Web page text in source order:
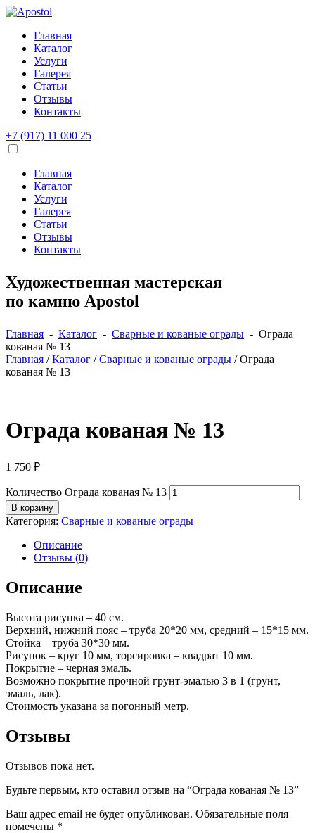
Главная
Каталог
Услуги
Галерея
Статьи
Отзывы
Контакты
+7 (917) 11 000 25
Главная
Каталог
Услуги
Галерея
Статьи
Отзывы
Контакты
Художественная мастерская
по камню Apostol
Главная - Каталог - Сварные и кованые ограды - Ограда
кованая № 13
Главная /Каталог /Сварные и кованые ограды / Ограда
кованая № 13
Ограда кованая № 13
1 750 ₽
Количество Ограда кованая № 13
В корзину
Категория: Сварные и кованые ограды
Описание
Отзывы (0)
Описание
Высота рисунка – 40 см.
Верхний, нижний пояс – труба 20*20 мм, средний – 15*15 мм.
Стойка – труба 30*30 мм.
Рисунок – круг 10 мм, торсировка – квадрат 10 мм.
Покрытие – черная эмаль.
Возможно покрытие прочной грунт-эмалью 3 в 1 (грунт,
эмаль, лак).
Стоимость указана за погонный метр.
Отзывы
Отзывов пока нет.
Будьте первым, кто оставил отзыв на “Ограда кованая № 13”
Ваш адрес email не будет опубликован. Обязательные поля
помечены *